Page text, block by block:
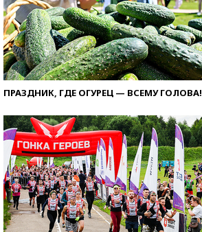
ПРАЗДНИК, ГДЕ ОГУРЕЦ — ВСЕМУ ГОЛОВА!